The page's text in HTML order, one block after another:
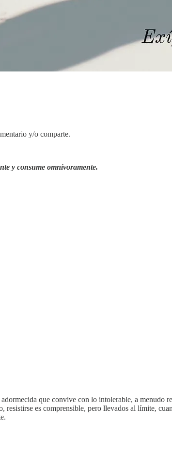
y/o comparte.
y consume omnívoramente.
adormecida que convive con lo intolerable, a
resistirse es comprensible, pero llevados al límite,